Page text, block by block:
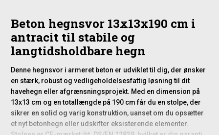
Beton hegnsvor 13x13x190 cm i
antracit til stabile og
langtidsholdbare hegn
Denne hegnsvor i armeret beton er udviklet til dig, der ønsker
en stærk, robust og vedligeholdelsesfattig løsning til dit
havehegn eller afgrænsningsprojekt. Med en dimension på
13x13 cm og en totallængde på 190 cm får du en stolpe, der
sikrer en solid og varig konstruktion, uanset om du opsætter
et nyt betonhegn eller udskifter eksisterende elementer.